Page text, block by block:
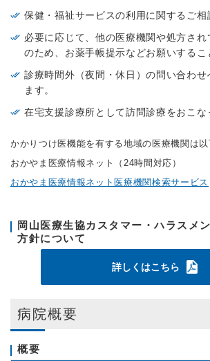
保健・福祉サービスの利用に関するご相
必要に応じて、他の医療機関や処方さ
のため、お薬手帳提示などお願いするこ
診療時間外（夜間・休日）の問い合わ
ます。
在宅支援診療所として訪問診療をおこな
かかりつけ医機能を有する地域の医療機関は以
おかやま医療情報ネット（24時間対応）
おかやま医療情報ネット医療機関検索サービス
岡山医療生協カスタマー・ハラスメ
方針について
詳しくはこちら
病院概要
概要